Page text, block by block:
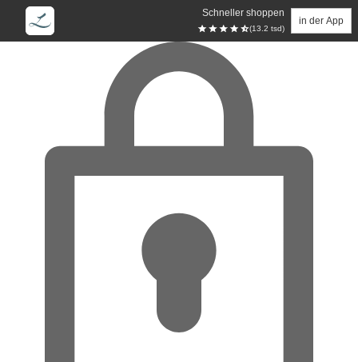
Schneller shoppen
(13.2 tsd)
in der App
Zum Hauptinhalt springen